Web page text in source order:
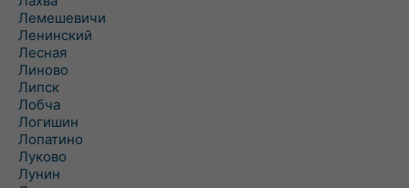
Лемешевичи
Ленинский
Лесная
Линово
Липск
Лобча
Логишин
Лопатино
Луково
Лунин